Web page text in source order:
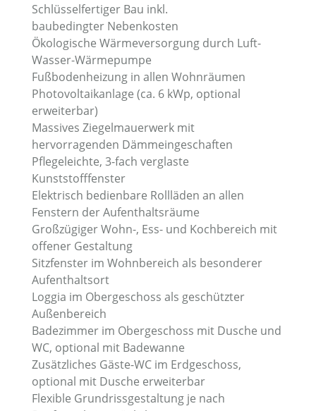
Schlüsselfertiger Bau inkl.
baubedingter Nebenkosten
Ökologische Wärmeversorgung durch Luft-
Wasser-Wärmepumpe
Fußbodenheizung in allen Wohnräumen
Photovoltaikanlage (ca. 6 kWp, optional
erweiterbar)
Massives Ziegelmauerwerk mit
hervorragenden Dämmeingeschaften
Pflegeleichte, 3-fach verglaste
Kunststofffenster
Elektrisch bedienbare Rollläden an allen
Fenstern der Aufenthaltsräume
Großzügiger Wohn-, Ess- und Kochbereich mit
offener Gestaltung
Sitzfenster im Wohnbereich als besonderer
Aufenthaltsort
Loggia im Obergeschoss als geschützter
Außenbereich
Badezimmer im Obergeschoss mit Dusche und
WC, optional mit Badewanne
Zusätzliches Gäste-WC im Erdgeschoss,
optional mit Dusche erweiterbar
Flexible Grundrissgestaltung je nach